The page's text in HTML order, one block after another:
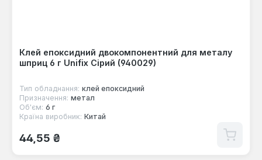
Клей епоксидний двокомпонентний для металу
шприц 6 г Unifix Сірий (940029)
Тип обладнання: клей епоксидний
Призначення: метал
Об'єм: 6 г
Країна виробник: Китай
Звичайна ціна:
44,55 ₴